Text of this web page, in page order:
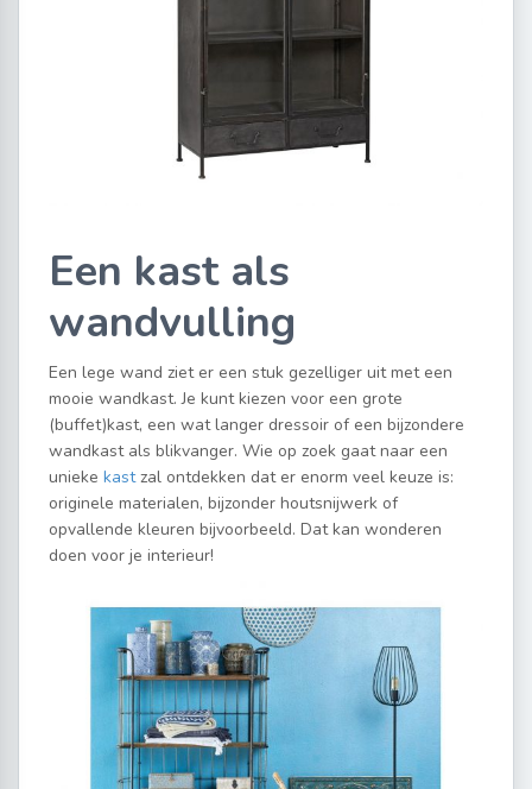
Een kast als
wandvulling
Een lege wand ziet er een stuk gezelliger uit met een
mooie wandkast. Je kunt kiezen voor een grote
(buffet)kast, een wat langer dressoir of een bijzondere
wandkast als blikvanger. Wie op zoek gaat naar een
unieke kastzal ontdekken dat er enorm veel keuze is:
originele materialen, bijzonder houtsnijwerk of
opvallende kleuren bijvoorbeeld. Dat kan wonderen
doen voor je interieur!